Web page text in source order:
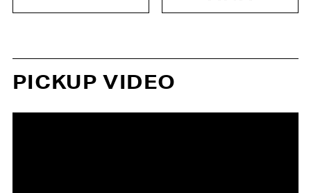
PICKUP VIDEO